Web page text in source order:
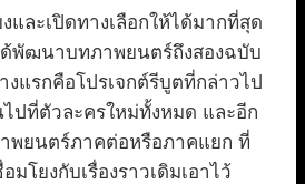
และเปิดทางเลือกให้ได้มากที่สุด
พัฒนาบทภาพยนตร์ถึงสองฉบับ
แรกคือโปรเจกต์รีบูตที่กล่าวไป
ปที่ตัวละครใหม่ทั้งหมด และอีก
พยนตร์ภาคต่อหรือภาคแยก ที่
มโยงกับเรื่องราวเดิมเอาไว้